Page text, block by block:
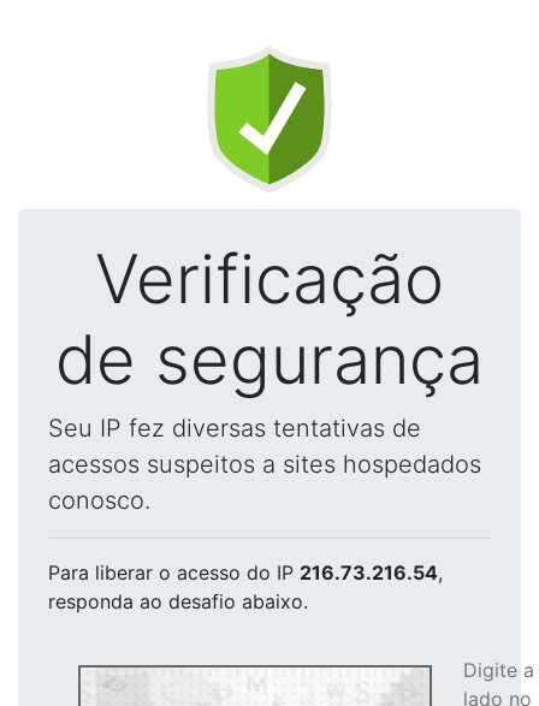
Verificação
de segurança
Seu IP fez diversas tentativas de
acessos suspeitos a sites hospedados
conosco.
Para liberar o acesso do IP 216.73.216.54,
responda ao desafio abaixo.
Digite
lado no